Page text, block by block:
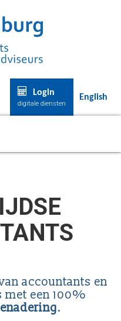
Login
digitale diensten
English
accountants en
een 100%
.